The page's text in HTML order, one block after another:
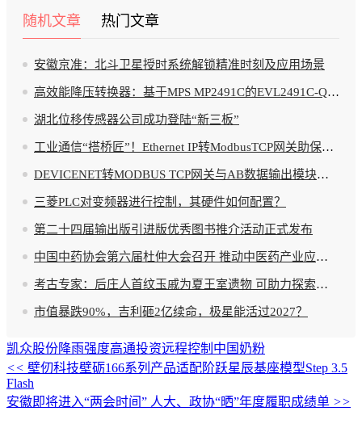
随机文章 热门文章
安徽京准：北斗卫星授时系统解锁精准时刻及应用场景
高效能降压转换器：基于MPS MP2491C的EVL2491C-QB-00A评估板详解
湖北位移传感器公司成功登陆“新三板”
工业通信“搭桥匠”！Ethernet IP转ModbusTCP网关助保护测控器畅通“数据动脉”
DEVICENET转MODBUS TCP网关与AB数据输出模块的高效融合方案研究
三菱PLC对变频器进行控制，其硬件如何配置？
第二十四届输出版引进版优秀图书推介活动正式发布
中国中药协会第六届杜仲大会召开 推动中医药产业应用创新
考古专家：后庄人首纹玉戚为夏王室遗物 可助力探索夏文化
市值暴跌90%，吉利砸2亿续命，极星能活过2027？
凯众股份降雨强度高通投资远程控制 中国奶粉
<< 壁仞科技壁砺166系列产品适配阶跃星辰基座模型Step 3.5
Flash
安徽即将进入“两会时间” 人大、政协“晒”年度履职成绩单 >>